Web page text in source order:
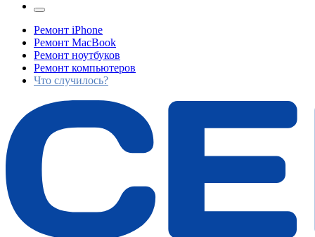
Ремонт iPhone
Ремонт MacBook
Ремонт ноутбуков
Ремонт компьютеров
Что случилось?